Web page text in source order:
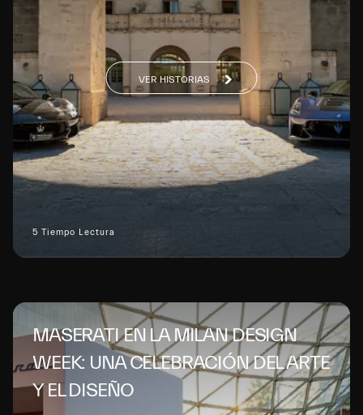
5 Tiempo Lectura
VER HISTORIAS
MASERATI EN LA MILAN DESIGN
WEEK: UNA CELEBRACIÓN DEL ARTE
Y EL DISEÑO